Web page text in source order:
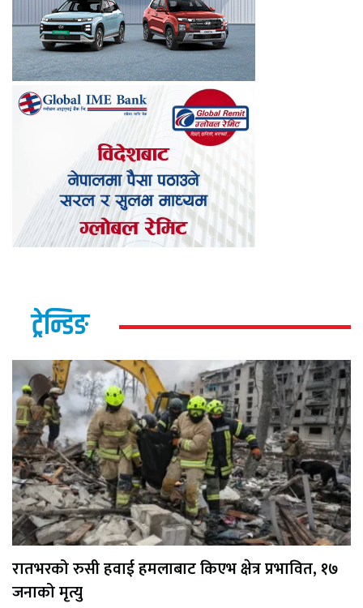
ट्रेन्डिङ
रातभरको रुसी हवाई हमलाबाट किएभ क्षेत्र प्रभावित, १७
जनाको मृत्यु